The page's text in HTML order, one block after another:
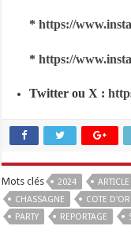
*https://
*https://
Twitter ou X :
Mots clés 2024 ARTICLE
CHASSAGNE
COTE D'OR
PARTY
REPORTAGE